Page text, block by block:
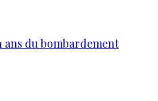
ans du bombardement